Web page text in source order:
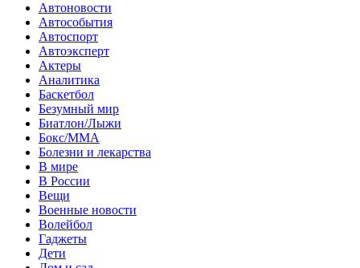
Автоновости
Автособытия
Автоспорт
Автоэксперт
Актеры
Аналитика
Баскетбол
Безумный мир
Биатлон/Лыжи
Бокс/MMA
Болезни и лекарства
В мире
В России
Вещи
Военные новости
Волейбол
Гаджеты
Дети